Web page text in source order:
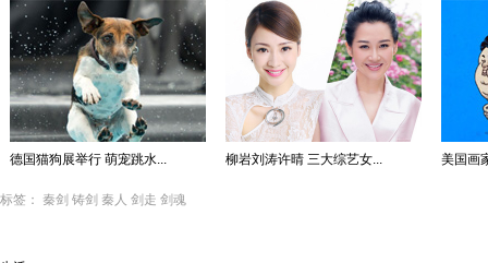
德国猫狗展举行 萌宠跳水... 柳岩刘涛许晴 三大综艺女... 美国画
标签： 秦剑 铸剑 秦人 剑走 剑魂